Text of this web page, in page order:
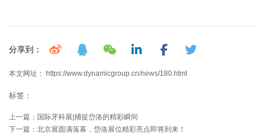
分享到：
本文网址： https://www.dynamicgroup.cn/news/180.html
标签：
上一篇： 国际牙科展|捕捉岱洛的精彩瞬间
下一篇： 北京展圆满落幕，岱洛展位精彩亮点即将到来！